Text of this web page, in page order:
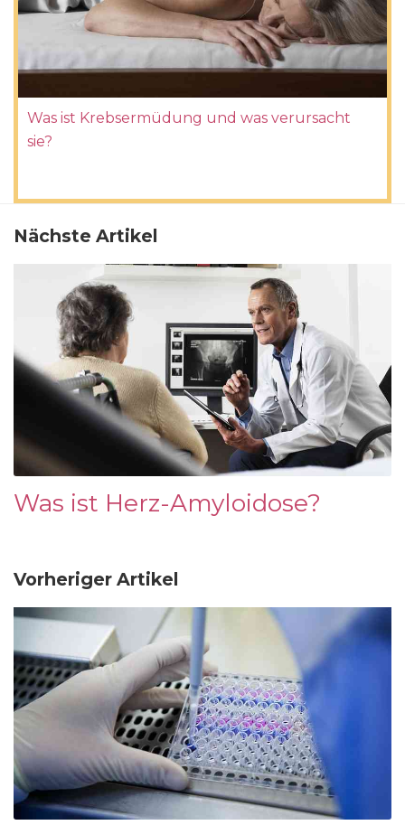
Was ist Krebsermüdung und was verursacht
sie?
Nächste Artikel
Was ist Herz-Amyloidose?
Vorheriger Artikel